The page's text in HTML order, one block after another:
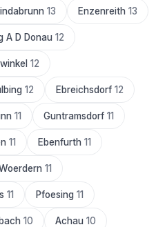
13 Enzenreith 13
A D Donau 12
12
12 Ebreichsdorf 12
11 Guntramsdorf 11
11 Ebenfurth 11
11
11 Pfoesing 11
10 Achau 10